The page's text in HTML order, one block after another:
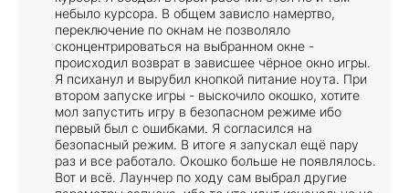
небыло курсора. В общем зависло намертво,
переключение по окнам не позволяло
сконцентрироваться на выбранном окне -
происходил возврат в зависшее чёрное окно игры.
Я психанул и вырубил кнопкой питание ноута. При
втором запуске игры - выскочило окошко, хотите
мол запустить игру в безопасном режиме ибо
первый был с ошибками. Я согласился на
безопасный режим. В итоге я запускал ещё пару
раз и все работало. Окошко больше не появлялось.
Вот и всё. Лаунчер по ходу сам выбрал другие